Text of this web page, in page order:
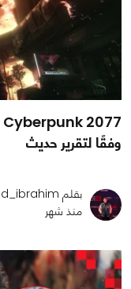
وفقًا لتقرير حديث
بقلم mohamed_ibrahim
منذ شهر